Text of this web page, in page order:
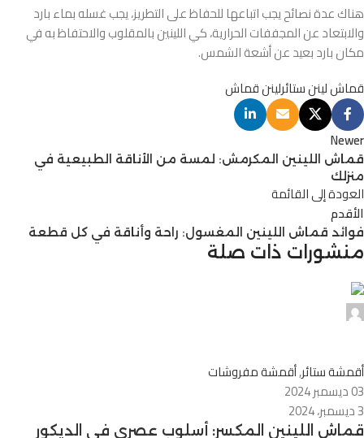
هناك عدة نصائح يجب اتباعها للحفاظ على التطريز، يجب غسله بماء بارد
والابتعاد عن المجففات الحرارية، كي اللينين بالمقلوب والاحتفاظ به في
مكان بارد بعيد عن أشعة الشمس.
قماش لينن ستائرلينن قماش
Newer
قماش اللينين المكرمش: لمسة من الأناقة الطبيعية في
منزلك
العودة إلى القائمة
الأقدم
فوائد قماش اللينين المغسول: راحة وأناقة في كل قطعة
منشورات ذات صلة
أقمشة ستائر,أقمشة مفروشات
03 ديسمبر 2024
3 ديسمبر، 2024
قماش اللينين المكسر: أسلوب عصري في الديكور